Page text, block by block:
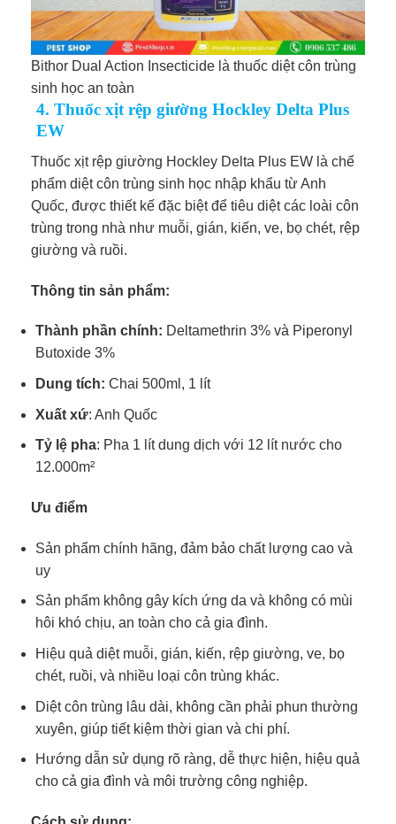
Bithor Dual Action Insecticide là thuốc diệt côn trùng
sinh học an toàn
4. Thuốc xịt rệp giường Hockley Delta Plus
EW
Thuốc xịt rệp giường Hockley Delta Plus EW là chế
phẩm diệt côn trùng sinh học nhập khẩu từ Anh
Quốc, được thiết kế đặc biệt để tiêu diệt các loài côn
trùng trong nhà như muỗi, gián, kiến, ve, bọ chét, rệp
giường và ruồi.
Thông tin sản phẩm:
Thành phần chính: Deltamethrin 3% và Piperonyl
Butoxide 3%
Dung tích: Chai 500ml, 1 lít
Xuất xứ: Anh Quốc
Tỷ lệ pha: Pha 1 lít dung dịch với 12 lít nước cho
12.000m²
Ưu điểm
Sản phẩm chính hãng, đảm bảo chất lượng cao và
uy
Sản phẩm không gây kích ứng da và không có mùi
hôi khó chịu, an toàn cho cả gia đình.
Hiệu quả diệt muỗi, gián, kiến, rệp giường, ve, bọ
chét, ruồi, và nhiều loại côn trùng khác.
Diệt côn trùng lâu dài, không cần phải phun thường
xuyên, giúp tiết kiệm thời gian và chi phí.
Hướng dẫn sử dụng rõ ràng, dễ thực hiện, hiệu quả
cho cả gia đình và môi trường công nghiệp.